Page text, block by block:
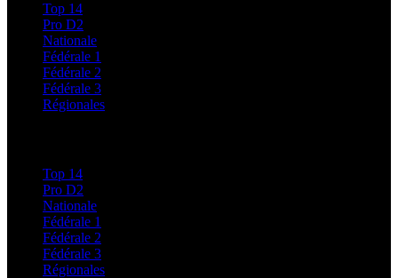
Top 14
Pro D2
Nationale
Fédérale 1
Fédérale 2
Fédérale 3
Régionales
Top 14
Pro D2
Nationale
Fédérale 1
Fédérale 2
Fédérale 3
Régionales